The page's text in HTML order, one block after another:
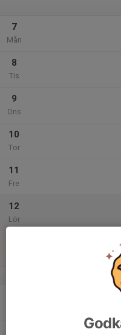
7
Mån
8
Tis
9
Ons
10
Tor
11
Fre
12
Lör